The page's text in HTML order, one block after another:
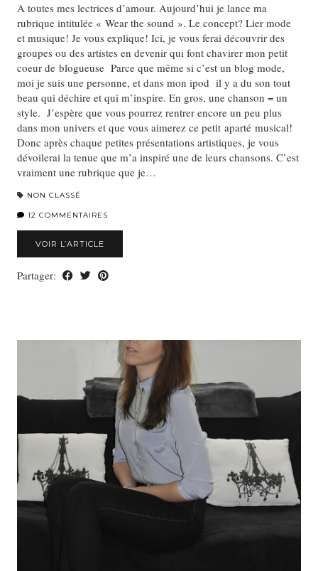
A toutes mes lectrices d’amour. Aujourd’hui je lance ma
rubrique intitulée « Wear the sound ». Le concept? Lier mode
et musique! Je vous explique! Ici, je vous ferai découvrir des
groupes ou des artistes en devenir qui font chavirer mon petit
coeur de blogueuse Parce que même si c’est un blog mode,
moi je suis une personne, et dans mon ipod il y a du son tout
beau qui déchire et qui m’inspire. En gros, une chanson = un
style. J’espère que vous pourrez rentrer encore un peu plus
dans mon univers et que vous aimerez ce petit aparté musical!
Donc après chaque petites présentations artistiques, je vous
dévoilerai la tenue que m’a inspiré une de leurs chansons. C’est
vraiment une rubrique que je…
NON CLASSÉ
12 COMMENTAIRES
VOIR L’ARTICLE
Partager: